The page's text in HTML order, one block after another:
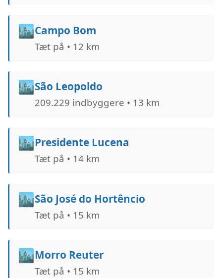
🏙️Campo Bom
Tæt på • 12 km
🏙️São Leopoldo
209.229 indbyggere • 13 km
🏙️Presidente Lucena
Tæt på • 14 km
🏙️São José do Hortêncio
Tæt på • 15 km
🏙️Morro Reuter
Tæt på • 15 km